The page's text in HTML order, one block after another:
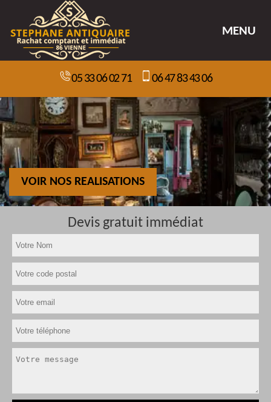
MENU
05 33 06 02 71 06 47 83 43 06
VOIR NOS REALISATIONS
Devis gratuit immédiat